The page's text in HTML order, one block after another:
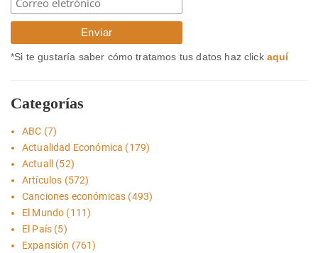
*Si te gustaría saber cómo tratamos tus datos haz click aquí
Categorías
ABC (7)
Actualidad Económica (179)
Actuall
(52)
Artículos (572)
Canciones económicas (493)
El Mundo (111)
El País (5)
Expansión (761)